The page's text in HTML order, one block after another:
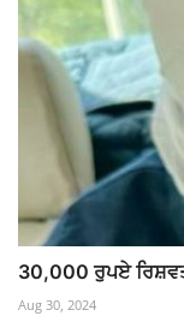
30,000 ਰੁਪਏ
Aug 30, 2024